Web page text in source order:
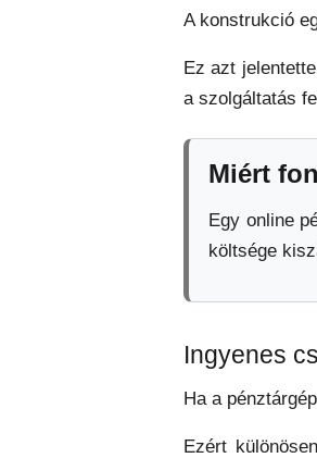
A konstrukció
Ez azt
a szolgáltatás
Miért
Egy online
költsége
Ingyenes
Ha a
Ezért